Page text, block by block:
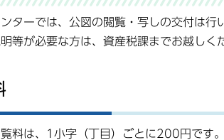
ターでは、公図の閲覧・写しの交付は
等が必要な方は、資産税課までお越しく
料は、1小字（丁目）ごとに200円です。